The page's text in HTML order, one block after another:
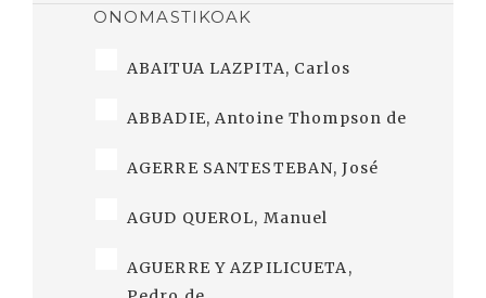
ONOMASTIKOAK
ABAITUA LAZPITA, Carlos
ABBADIE, Antoine Thompson de
AGERRE SANTESTEBAN, José
AGUD QUEROL, Manuel
AGUERRE Y AZPILICUETA,